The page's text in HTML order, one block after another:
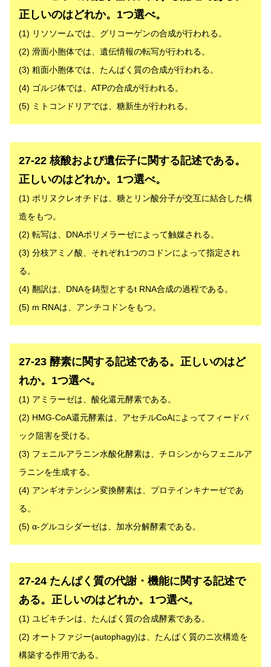
正しいのはどれか。1つ選べ。
(1) リソソームでは、グリコーゲンの合成が行われる。
(2) 滑面小胞体では、遺伝情報の転写が行われる。
(3) 粗面小胞体では、たんぱく質の合成が行われる。
(4) ゴルジ体では、ATPの合成が行われる。
(5) ミトコンドリアでは、糖新生が行われる。
解答
27-22 核酸および遺伝子に関する記述である。
正しいのはどれか。1つ選べ。
(1) ポリヌクレオチドは、糖とリン酸分子が交互に結合した構
造をもつ。
(2) 転写は、DNAポリメラーゼによって触媒される。
(3) 分枝アミノ酸、それぞれ1つのコドンによって指定され
る。
(4) 翻訳は、DNAを鋳型とするt RNA合成の過程である。
(5) m RNAは、アンチコドンをもつ。
解答
27-23 酵素に関する記述である。正しいのはど
れか。1つ選べ。
(1) アミラーゼは、酸化還元酵素である。
(2) HMG-CoA還元酵素は、アセチルCoAによってフィードバ
ック阻害を受ける。
(3) フェニルアラニン水酸化酵素は、チロシンからフェニルア
ラニンを生成する。
(4) アンギオテンシン変換酵素は、プロテインキナーゼであ
る。
(5) α-グルコシダーゼは、加水分解酵素である。
解答
27-24 たんぱく質の代謝・機能に関する記述で
ある。正しいのはどれか。1つ選べ。
(1) ユビキチンは、たんぱく質の合成酵素である。
(2) オートファジー(autophagy)は、たんぱく質のニ次構造を
構築する作用である。